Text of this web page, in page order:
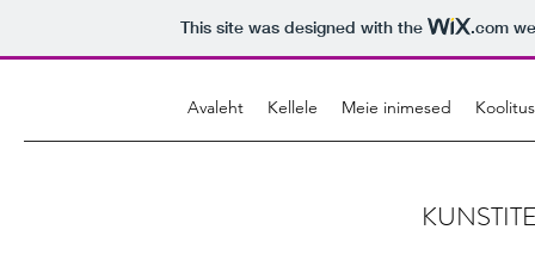
This site was designed with the .com
Avaleht Kellele Meie inimesed